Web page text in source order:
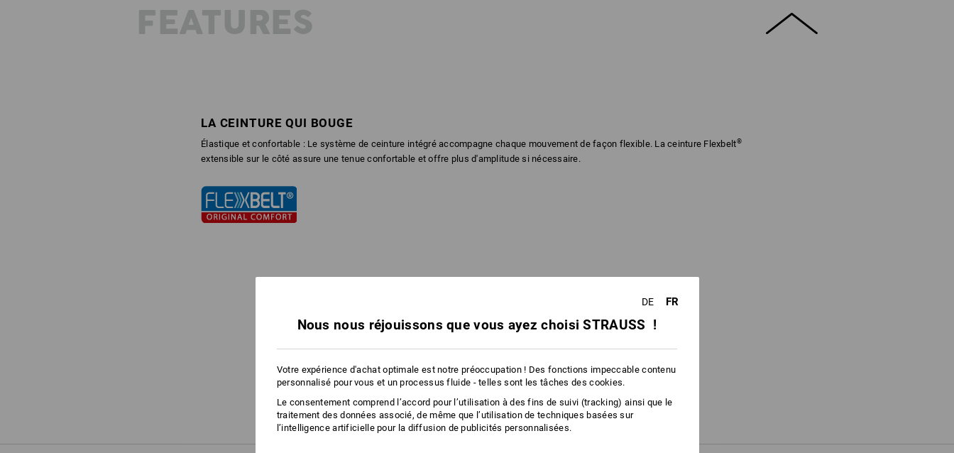
FEATURES
LA CEINTURE QUI BOUGE
Élastique et confortable : Le système de ceinture intégré accompagne chaque mouvement de façon flexible. La ceinture Flexbelt®
extensible sur le côté assure une tenue confortable et offre plus d'amplitude si nécessaire.
DE FR
Nous nous réjouissons que vous ayez choisi STRAUSS !
Votre expérience d'achat optimale est notre préoccupation ! Des fonctions impeccable contenu
personnalisé pour vous et un processus fluide - telles sont les tâches des cookies.
Le consentement comprend l’accord pour l’utilisation à des fins de suivi (tracking) ainsi que le
traitement des données associé, de même que l’utilisation de techniques basées sur
l’intelligence artificielle pour la diffusion de publicités personnalisées.